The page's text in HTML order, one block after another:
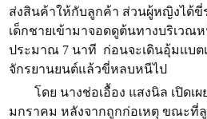
ส่งสินค้าให้กับลูกค้า ส่วนผู้หญิงได้
เด็กชายเข้ามาจอดดูต้นทางบริเวณ
ประมาณ 7 นาที ก่อนจะเดินอุ้มแบต
จักรยานยนต์แล้วขี่หลบหนีไป
โดย นางช่อเอื้อง แสงนิล เปิดเ
มกราคม หลังจากถูกก่อเหตุ ขณะที่